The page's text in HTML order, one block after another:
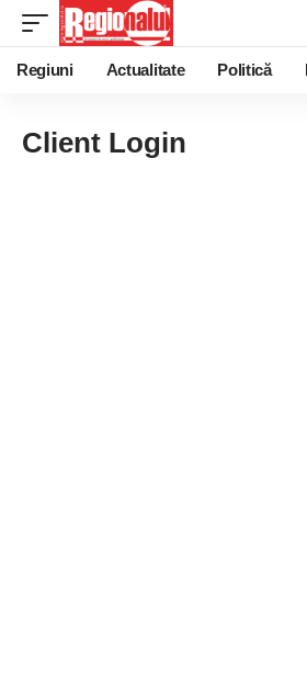
Regiuni Actualitate Politică
Client Login